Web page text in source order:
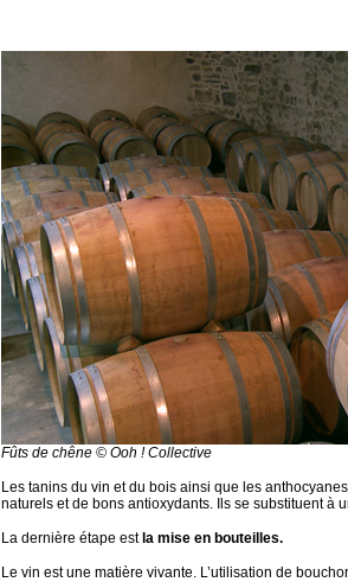
Fûts de chêne © Ooh ! Collective
Les tanins du vin et du bois ainsi que les
naturels et de bons antioxydants. Ils se substituent à
La dernière étape est la mise en bouteilles.
Le vin est une matière vivante. L’utilisation de